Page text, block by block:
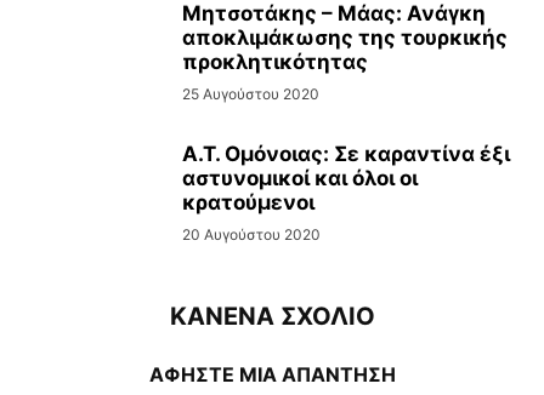
Μητσοτάκης – Μάας: Ανάγκη
αποκλιμάκωσης της τουρκικής
προκλητικότητας
25 Αυγούστου 2020
Α.Τ. Ομόνοιας: Σε καραντίνα έξι
αστυνομικοί και όλοι οι
κρατούμενοι
20 Αυγούστου 2020
ΚΑΝΕΝΑ ΣΧΟΛΙΟ
ΑΦΗΣΤΕ ΜΙΑ ΑΠΑΝΤΗΣΗ